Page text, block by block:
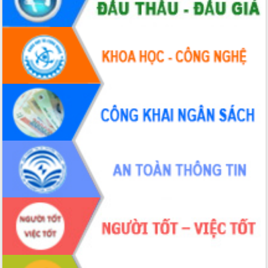
Ngày hội bầu cử đại biểu Quốc hội
khóa XVI và HĐND các cấp nhiệm kỳ
2026-2031
Đảm bảo cuộc bầu cử đại biểu Quốc
hội và đại biểu HĐND các cấp diễn ra
an toàn, hiệu quả, đúng quy định
Thủ tướng Chính phủ Phạm Minh Chính
kiểm tra, chỉ đạo hoàn thành các dự
án cao tốc và thăm khu tái định cư tại
Đắk Lắk
Sôi nổi Hội đua ngựa truyền thống Gò
Thì Thùng mừng Xuân Bính Ngọ 2026
Lãnh đạo tỉnh dâng hương tưởng niệm
tại Đập Đồng Cam đầu Xuân Bính Ngọ
Ngành nông nghiệp phấn đấu tăng
trưởng đạt 5,86% trong năm 2026
UBND tỉnh Đắk Lắk triển khai công tác
quốc phòng, quân sự địa phương năm
2026
Đắk Lắk tập trung toàn lực khắc phục
tồn tại IUU, sẵn sàng làm việc với